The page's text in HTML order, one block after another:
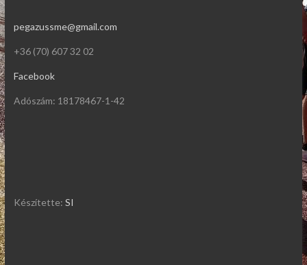
pegazussme@gmail.com
+36 (70) 607 32 02
Facebook
Adószám: 18178467-1-42
Készítette: SI